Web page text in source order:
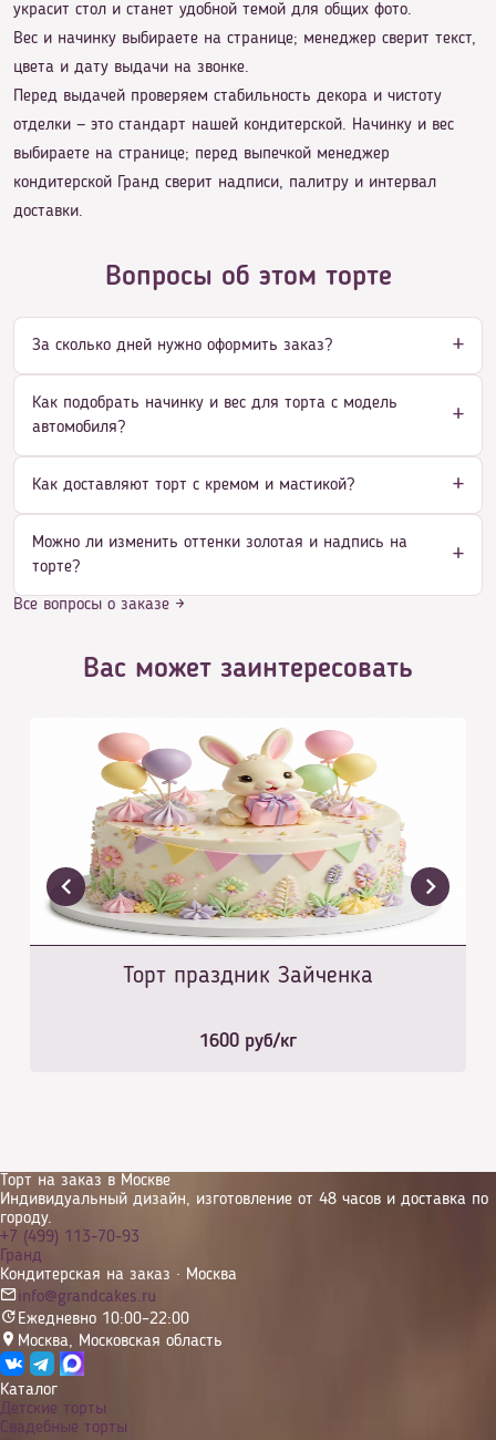
украсит стол и станет удобной темой для общих фото.
Вес и начинку выбираете на странице; менеджер сверит текст,
цвета и дату выдачи на звонке.
Перед выдачей проверяем стабильность декора и чистоту
отделки — это стандарт нашей кондитерской. Начинку и вес
выбираете на странице; перед выпечкой менеджер
кондитерской Гранд сверит надписи, палитру и интервал
доставки.
Вопросы об этом торте
За сколько дней нужно оформить заказ?
Как подобрать начинку и вес для торта с модель
автомобиля?
Как доставляют торт с кремом и мастикой?
Можно ли изменить оттенки золотая и надпись на
торте?
Все вопросы о заказе →
Вас может заинтересовать
Торт праздник Зайченка
1600 руб/кг
Торт на заказ в Москве
Индивидуальный дизайн, изготовление от 48 часов и доставка по
городу.
+7 (499) 113-70-93
Гранд
Кондитерская на заказ · Москва
info@grandcakes.ru
Ежедневно 10:00–22:00
Москва, Московская область
Каталог
Детские торты
Свадебные торты